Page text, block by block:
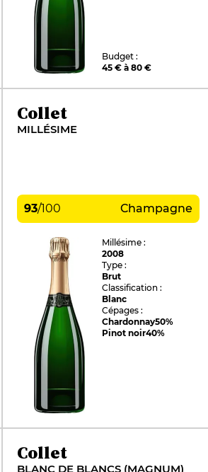
Budget :
45 € à 80 €
Collet
MILLÉSIME
93/100 Champagne
Millésime :
2008
Type :
Brut
Classification :
Blanc
Cépages :
Chardonnay50%
Pinot noir40%
Collet
BLANC DE BLANCS (MAGNUM)